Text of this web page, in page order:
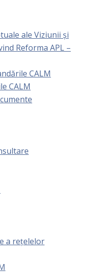
ale Viziunii și
Reforma APL –
CALM
CALM
a rețelelor